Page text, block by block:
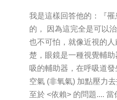
我是這樣回答他的：『
的， 因為這完全是可以
也不可怕，就像近視的
楚，眼鏡是一種視覺輔
吸的輔助器，在呼吸道
空氣 (非氧氣) 加點壓力
至於 <依賴> 的問題....